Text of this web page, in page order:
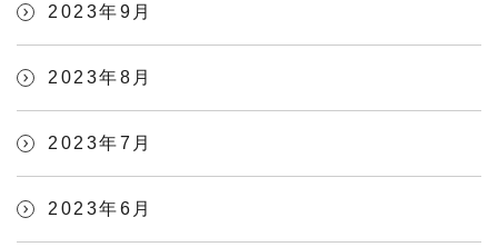
2023年9月
2023年8月
2023年7月
2023年6月